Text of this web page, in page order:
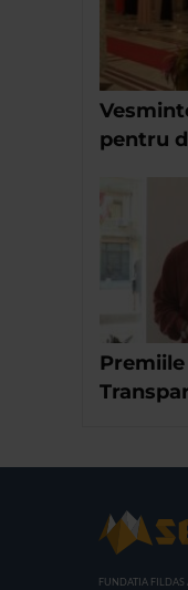
pentru
FUNDATIA FILDAS